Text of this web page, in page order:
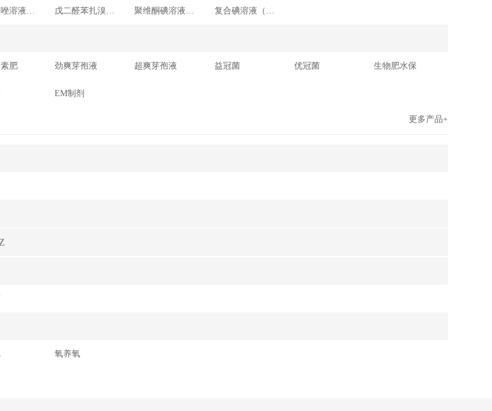
甲苯咪唑溶液（水产用） 戊二醛苯扎溴铵溶液（水产用） 聚维酮碘溶液（水产用） 复合碘溶液（水产用）
肥 劲爽芽孢液 超爽芽孢液 益冠菌 优冠菌 生物肥水保
EM制剂
更多产品+
氧养氧